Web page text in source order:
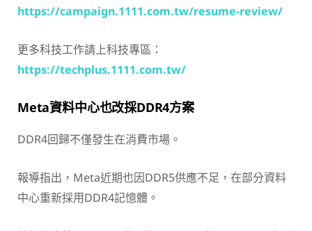
https://campaign.1111.com.tw/resume-review/
更多科技工作請上科技專區：
https://techplus.1111.com.tw/
Meta資料中心也改採DDR4方案
DDR4回歸不僅發生在消費市場。
報導指出，Meta近期也因DDR5供應不足，在部分資料
中心重新採用DDR4記憶體。